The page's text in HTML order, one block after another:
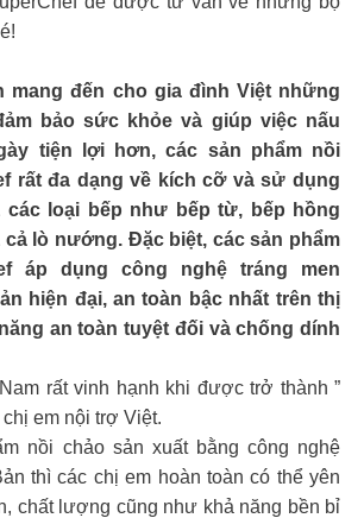
mang đến cho gia đình Việt những
bảo sức khỏe và giúp việc nấu
tiện lợi hơn, các sản phẩm nồi
rất đa dạng về kích cỡ và sử dụng
loại bếp như bếp từ, bếp hồng
lò nướng. Đặc biệt, các sản phẩm
áp dụng công nghệ tráng men
hiện đại, an toàn bậc nhất trên thị
an toàn tuyệt đối và chống dính
rất vinh hạnh khi được trở thành ”
em nội trợ Việt.
nồi chảo sản xuất bằng công nghệ
thì các chị em hoàn toàn có thể yên
chất lượng cũng như khả năng bền bỉ